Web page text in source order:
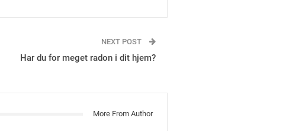
NEXT POST
Har du for meget radon i dit hjem?
More From Author